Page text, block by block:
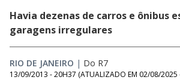
Havia dezenas de carros e ônibus
garagens irregulares
RIO DE JANEIRO | Do R7
13/09/2013 - 20H37 (ATUALIZADO EM 02/08/2025